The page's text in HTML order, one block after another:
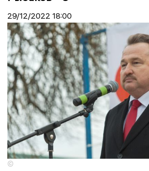
29/12/2022 18:00
©